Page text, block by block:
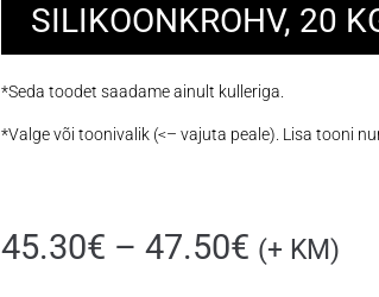
SILIKOONKROHV, 20
*Seda toodet saadame ainult kulleriga.
*Valge või toonivalik (<– vajuta peale). Lisa tooni
45.30€ – 47.50€ (+ KM)